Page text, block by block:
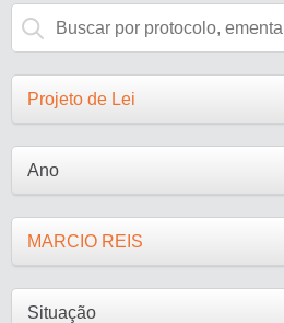
Projeto de Lei
Ano
MARCIO REIS
Situação